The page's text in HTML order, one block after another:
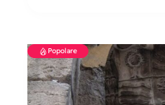
Popolare